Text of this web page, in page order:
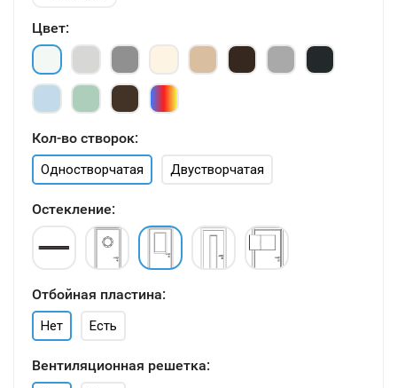
Цвет:
Кол-во створок:
Одностворчатая Двустворчатая
Остекление:
Отбойная пластина:
Нет Есть
Вентиляционная решетка: